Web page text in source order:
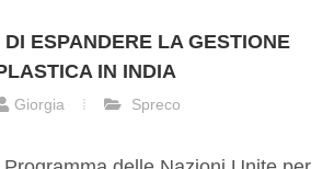
ESPANDERE LA GESTIONE
IN INDIA
Giorgia Spreco